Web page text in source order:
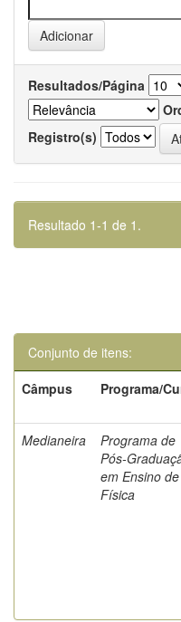
Resultados/Página
Registro(s)
Resultado 1-1 de 1.
Conjunto de itens:
Câmpus
Programa/
Medianeira
Programa de
Pós-
em Ensino de
Física